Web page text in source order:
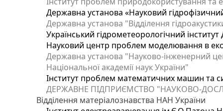
Державна установа «Науковий
Державна установа "Відділення
Український гідрометеорологічний
Науковий центр проблем моделювання в
Державна установа "Науково-інженерний
Національної академії наук України"
Інститут проблем математичних машин та
ДЕРЖАВНЕ ПІДПРИЄМСТВО "НАУКОВО-
Відділення матеріалознавства НАН України